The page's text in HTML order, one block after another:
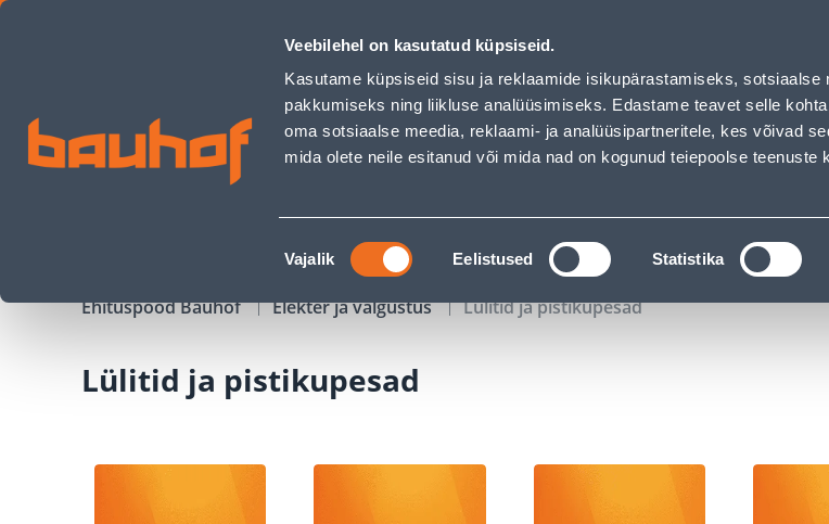
Veebilehel on kasutatud küpsiseid.
Kasutame küpsiseid sisu ja reklaamide isikupärastamiseks, sotsiaalse
pakkumiseks ning liikluse analüüsimiseks. Edastame teavet selle
oma sotsiaalse meedia, reklaami- ja analüüsipartneritele, kes võivad
mida olete neile esitanud või mida nad on kogunud teiepoolse teenuste
Nõusoleku
valik
Vajalik Eelistused Statistika
Lülitid ja pistikupesad - Bauhof has loaded
Äriklienditeenindus Klienditeenindus Teenused Karjäärileht
OTSI
KAMPAANIAD KATALOOGID
Ehituspood Bauhof Elekter ja valgustus Lülitid ja pistikupesad
Lülitid ja pistikupesad